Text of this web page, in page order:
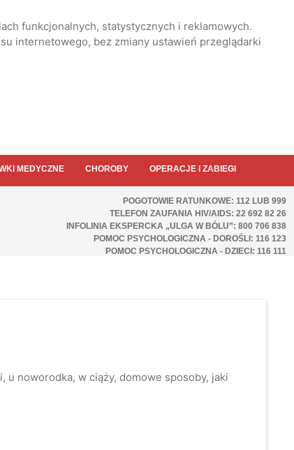
funkcjonalnych, statystycznych i reklamowych.
internetowego, bez zmiany ustawień przeglądarki
MEDYCZNE CHOROBY OPERACJE I ZABIEGI
POGOTOWIE RATUNKOWE: 112 LUB 999
TELEFON ZAUFANIA HIV/AIDS: 22 692 82 26
INFOLINIA EKSPERCKA „ULGA W BÓLU”: 800 706 838
POMOC PSYCHOLOGICZNA - DOROŚLI: 116 123
POMOC PSYCHOLOGICZNA - DZIECI: 116 111
noworodka, w ciąży, domowe sposoby, jaki